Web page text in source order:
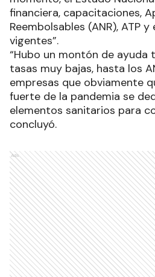
financiera, capacitaciones,
Reembolsables (ANR), ATP y
vigentes”.
“Hubo un montón de ayuda
tasas muy bajas, hasta los
empresas que obviamente
fuerte de la pandemia se
elementos sanitarios para
concluyó.
Ads